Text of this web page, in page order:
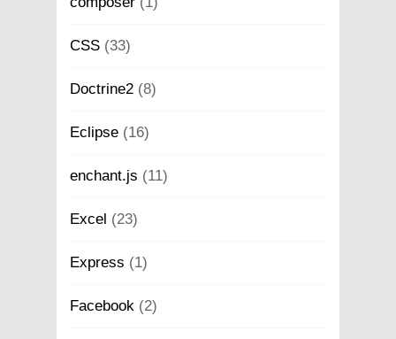
CSS (33)
Doctrine2 (8)
Eclipse (16)
enchant.js (11)
Excel (23)
Express (1)
Facebook (2)